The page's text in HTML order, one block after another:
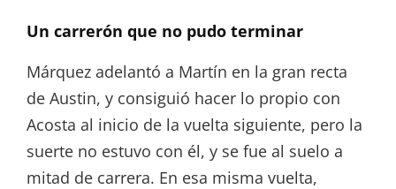
Un carrerón que no pudo terminar
Márquez adelantó a Martín en la gran recta
de Austin, y consiguió hacer lo propio con
Acosta al inicio de la vuelta siguiente, pero la
suerte no estuvo con él, y se fue al suelo a
mitad de carrera. En esa misma vuelta,